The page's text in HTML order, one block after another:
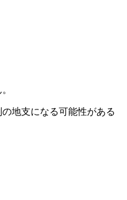
地支になる可能性がある